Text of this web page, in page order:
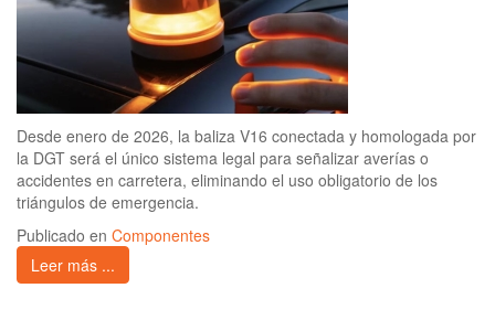
Desde enero de 2026, la baliza V16 conectada y homologada por
la DGT será el único sistema legal para señalizar averías o
accidentes en carretera, eliminando el uso obligatorio de los
triángulos de emergencia.
Publicado en Componentes
Leer más ...